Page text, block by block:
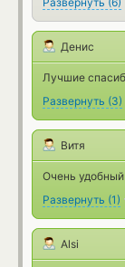
Денис
Лучшие
Развернуть (3)
Витя
Очень удобный
Развернуть (1)
Alsi